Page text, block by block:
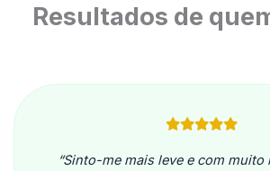
Resultados de
“Sinto-me mais leve e com muito